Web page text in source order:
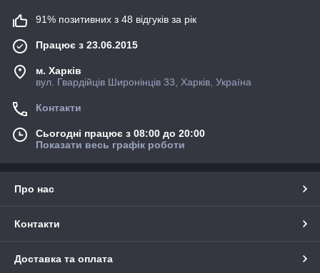
91% позитивних з 48 відгуків за рік
Працює з 23.06.2015
м. Харків
вул. Гвардійців Широнінців 33, Харків, Україна
Контакти
Сьогодні працює з 08:00 до 20:00
Показати весь графік роботи
Про нас
Контакти
Доставка та оплата